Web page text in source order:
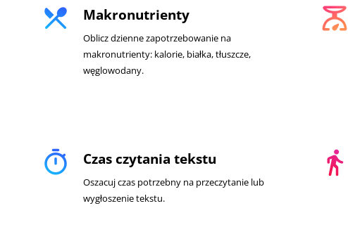
restaurant_menu Makronutrienty
Oblicz dzienne zapotrzebowanie na
makronutrienty: kalorie, białka, tłuszcze,
węglowodany.
scale
timer Czas czytania tekstu
Oszacuj czas potrzebny na przeczytanie lub
wygłoszenie tekstu.
directions_walk